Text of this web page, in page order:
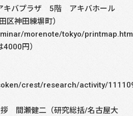
キバプラザ 5階 アキバホール
田練塀町）
morenote/tokyo/
円）
crest/research/activity/
間瀬健二（研究総括/名古屋大